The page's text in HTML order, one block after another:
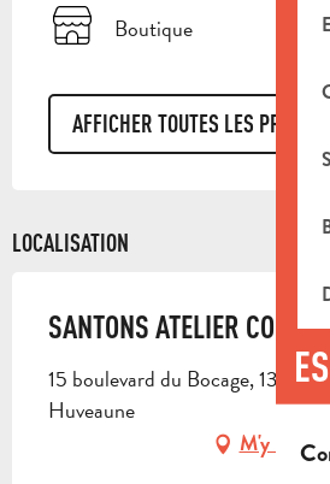
Boutique
AFFICHER TOUTES LES
LOCALISATION
SANTONS ATELIER CONTAT
15 boulevard du Bocage, 13821
Huveaune
M'y rendre